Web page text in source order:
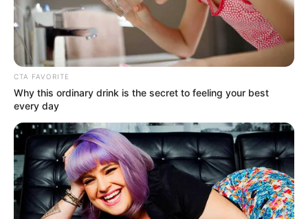
ในยุคที่ข้าวของแพง เงินหมุนไม่ทัน อากาศร้อน รถติด
ปัญหาความรัก ปัญหาครอบครัว หรือทุกปัญหาที่ทำให้คุณ
เกิดความเครียดHoroscope.Mthai.comจึงขอแนะนำ
วิธี คลายเครียด ง่ายๆตามเดือนเกิดของคุณมาบอกกัน ซึ่ง
อาจจะช่วยในยามที่คุณเกิดความเครียดได้ครับ
CTA FAVORITE
Why this ordinary drink is the secret to feeling your best
every day